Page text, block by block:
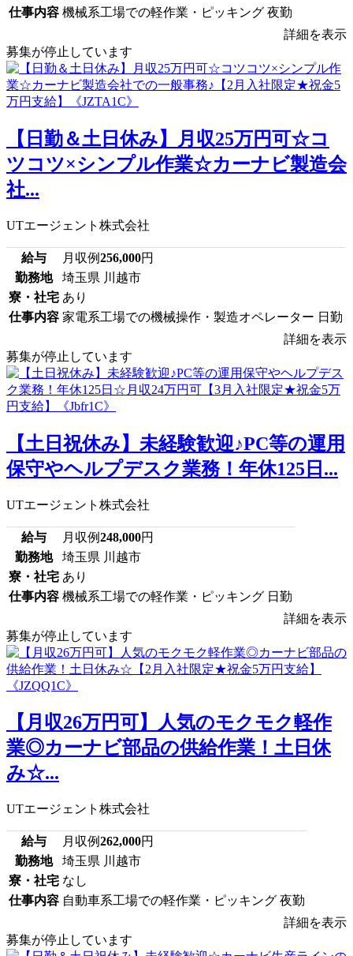
仕事内容 機械系工場での軽作業・ピッキング 夜勤
詳細を表示
募集が停止しています
【日勤＆土日休み】月収25万円可☆コ
ツコツ×シンプル作業☆カーナビ製造会
社...
UTエージェント株式会社
給与 月収例256,000円
勤務地
埼玉県 川越市
寮・社宅 あり
仕事内容 家電系工場での機械操作・製造オペレーター 日勤
詳細を表示
募集が停止しています
【土日祝休み】未経験歓迎♪PC等の運用
保守やヘルプデスク業務！年休125日...
UTエージェント株式会社
給与 月収例248,000円
勤務地
埼玉県 川越市
寮・社宅 あり
仕事内容 機械系工場での軽作業・ピッキング 日勤
詳細を表示
募集が停止しています
【月収26万円可】人気のモクモク軽作
業◎カーナビ部品の供給作業！土日休
み☆...
UTエージェント株式会社
給与 月収例262,000円
勤務地
埼玉県 川越市
寮・社宅 なし
仕事内容 自動車系工場での軽作業・ピッキング 夜勤
詳細を表示
募集が停止しています